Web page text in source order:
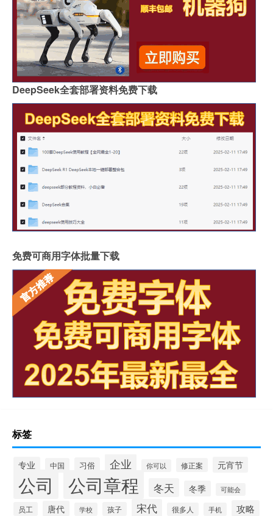
DeepSeek全套部署资料免费下载
免费可商用字体批量下载
标签
专业 中国 习俗 企业 你可以 修正案 元宵节
公司 公司章程 冬天 冬季 可能会
员工 唐代 学校 孩子 宋代 很多人 手机 攻略